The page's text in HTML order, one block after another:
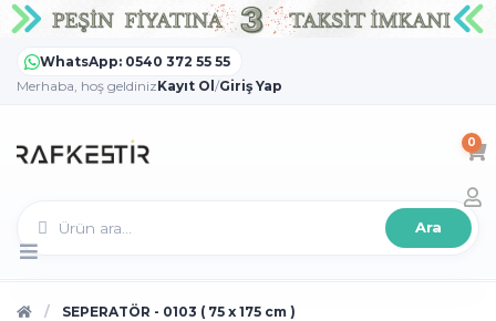
WhatsApp: 0540 372 55 55
Merhaba, hoş geldinizKayıt Ol /Giriş Yap
0
Ara
SEPERATÖR - 0103 ( 75 x 175 cm )